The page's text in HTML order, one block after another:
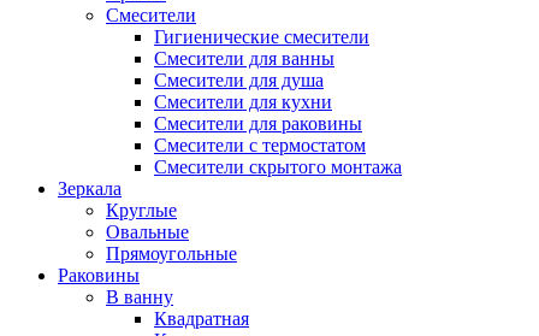
Смесители
Гигиенические смесители
Смесители для ванны
Смесители для душа
Смесители для кухни
Смесители для раковины
Смесители с термостатом
Смесители скрытого монтажа
Зеркала
Круглые
Овальные
Прямоугольные
Раковины
В ванну
Квадратная